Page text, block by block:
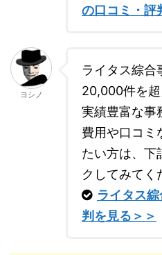
の口コミ・評
ヨシノ
ライタス綜合
20,000件を
実績豊富な事
費用や口コミ
たい方は、下
クしてみてく
ライタス
判を見る＞＞